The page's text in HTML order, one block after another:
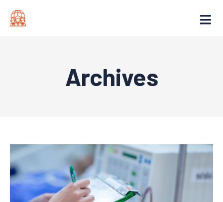
Archives